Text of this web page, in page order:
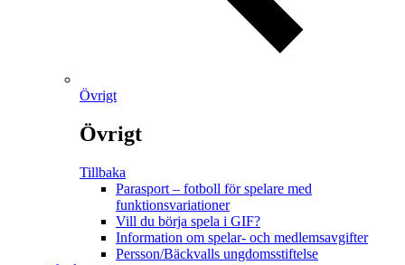
Övrigt
Övrigt
Tillbaka
Parasport – fotboll för spelare med
funktionsvariationer
Vill du börja spela i GIF?
Information om spelar- och medlemsavgifter
Persson/Bäckvalls ungdomsstiftelse